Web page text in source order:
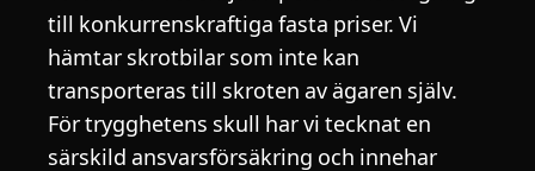
till konkurrenskraftiga fasta priser. Vi
hämtar skrotbilar som inte kan
transporteras till skroten av ägaren själv.
För trygghetens skull har vi tecknat en
särskild ansvarsförsäkring och innehar